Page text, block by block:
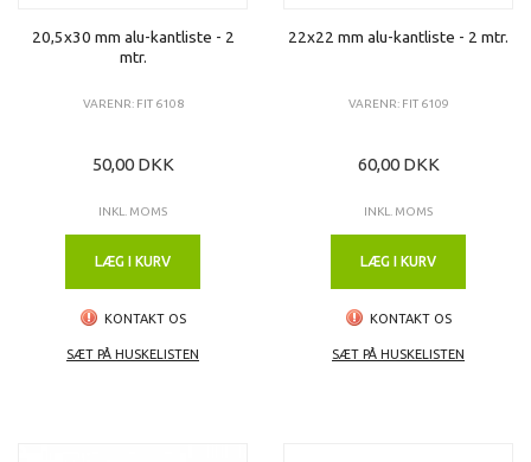
20,5x30 mm alu-kantliste - 2
mtr.
VARENR: FIT 6108
50,00 DKK
INKL. MOMS
LÆG I KURV
KONTAKT OS
SÆT PÅ HUSKELISTEN
22x22 mm alu-kantliste - 2 mtr.
VARENR: FIT 6109
60,00 DKK
INKL. MOMS
LÆG I KURV
KONTAKT OS
SÆT PÅ HUSKELISTEN